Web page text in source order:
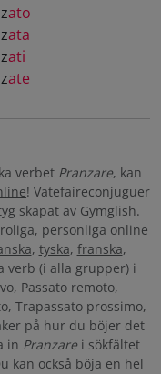
ato
ata
ati
ate
verbet Pranzare, kan
! Vatefaireconjuguer
skapat av Gymglish.
personliga online
, tyska, franska,
verb (i alla grupper) i
Passato remoto,
Trapassato prossimo,
på hur du böjer det
in Pranzarei sökfältet
kan också böja en hel